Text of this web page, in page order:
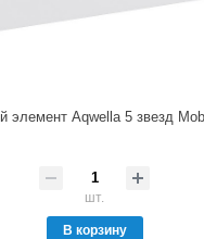
элемент Aqwella 5 звезд
шт.
В корзину